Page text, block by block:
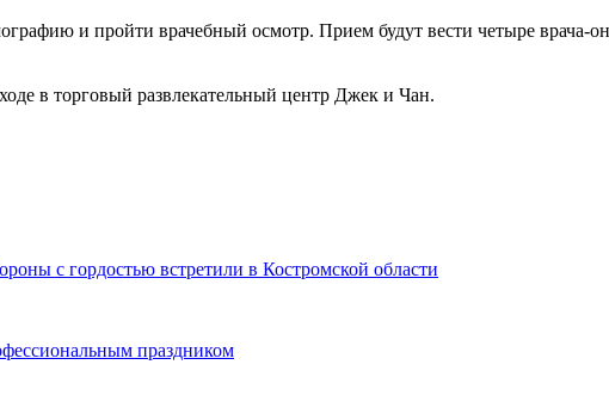
и пройти врачебный осмотр. Прием будут вести четыре
в торговый развлекательный центр Джек и Чан.
с гордостью встретили в Костромской области
праздником